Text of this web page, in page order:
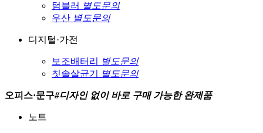
텀블러 별도문의
우산 별도문의
디지털·가전
보조배터리
별도문의
칫솔살균기
별도문의
오피스·문구#디자인 없이 바로 구매 가능한 완제품
노트